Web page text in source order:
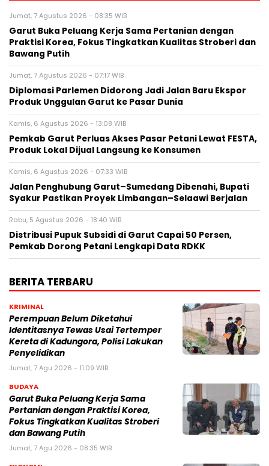
Jumat, 7 Agustus 2026 - 08:35 WIB
Garut Buka Peluang Kerja Sama Pertanian dengan
Praktisi Korea, Fokus Tingkatkan Kualitas Stroberi dan
Bawang Putih
Jumat, 7 Agustus 2026 - 07:17 WIB
Diplomasi Parlemen Didorong Jadi Jalan Baru Ekspor
Produk Unggulan Garut ke Pasar Dunia
Kamis, 6 Agustus 2026 - 13:08 WIB
Pemkab Garut Perluas Akses Pasar Petani Lewat FESTA,
Produk Lokal Dijual Langsung ke Konsumen
Kamis, 6 Agustus 2026 - 07:33 WIB
Jalan Penghubung Garut–Sumedang Dibenahi, Bupati
Syakur Pastikan Proyek Limbangan–Selaawi Berjalan
Rabu, 5 Agustus 2026 - 18:40 WIB
Distribusi Pupuk Subsidi di Garut Capai 50 Persen,
Pemkab Dorong Petani Lengkapi Data RDKK
BERITA TERBARU
KRIMINAL
Perempuan Belum Diketahui
Identitasnya Tewas Usai Tertemper
Kereta di Kadungora, Polisi Lakukan
Penyelidikan
Jumat, 7 Agu 2026 - 11:09 WIB
BUDAYA
Garut Buka Peluang Kerja Sama
Pertanian dengan Praktisi Korea,
Fokus Tingkatkan Kualitas Stroberi
dan Bawang Putih
Jumat, 7 Agu 2026 - 08:35 WIB